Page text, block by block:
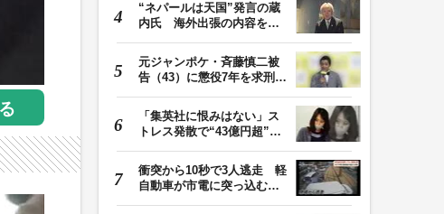
“ネパールは天国”発言の蔵
内氏 海外出張の内容を説
元ジャンポケ・斉藤慎二被
告（43）に懲役7年を求刑
「集英社に恨みはない」ス
トレス発散で“43億円超”の
衝突から10秒で3人逃走 軽
自動車が市電に突っ込む一